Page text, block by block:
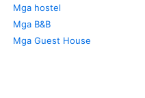
Mga hostel
Mga B&B
Mga Guest House